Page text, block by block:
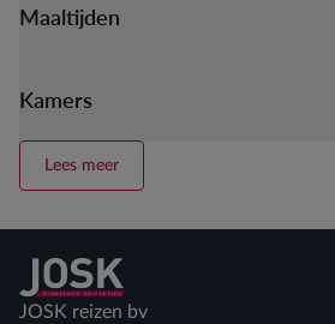
Maaltijden
Kamers
Lees meer
Terug naar home
JOSK reizen bv